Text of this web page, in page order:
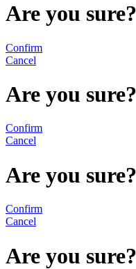
Are you sure?
Confirm
Cancel
Are you sure?
Confirm
Cancel
Are you sure?
Confirm
Cancel
Are you sure?